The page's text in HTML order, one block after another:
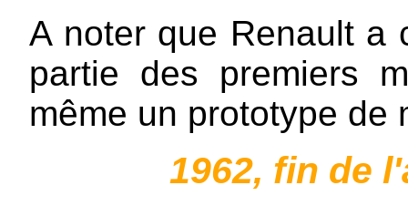
A noter que Renault a
partie des premiers
même un prototype de
1962, fin de